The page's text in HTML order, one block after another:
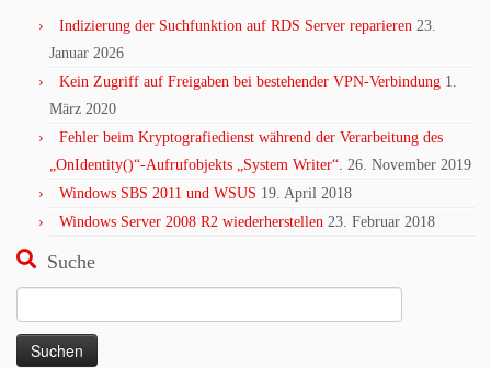
Indizierung der Suchfunktion auf RDS Server reparieren 23.
Januar 2026
Kein Zugriff auf Freigaben bei bestehender VPN-Verbindung 1.
März 2020
Fehler beim Kryptografiedienst während der Verarbeitung des
„OnIdentity()“-Aufrufobjekts „System Writer“. 26. November 2019
Windows SBS 2011 und WSUS 19. April 2018
Windows Server 2008 R2 wiederherstellen 23. Februar 2018
Suche
nach: